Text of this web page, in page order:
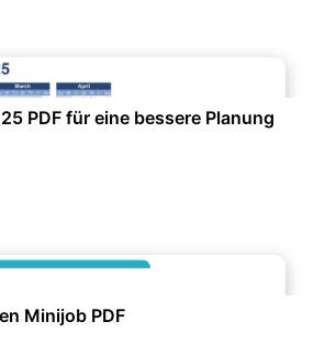
PDF für eine bessere Planung
Minijob PDF